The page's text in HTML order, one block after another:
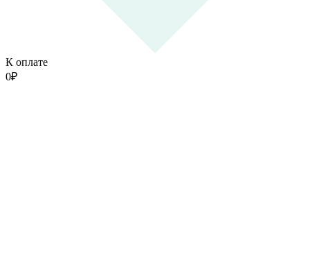
К оплате
0₽